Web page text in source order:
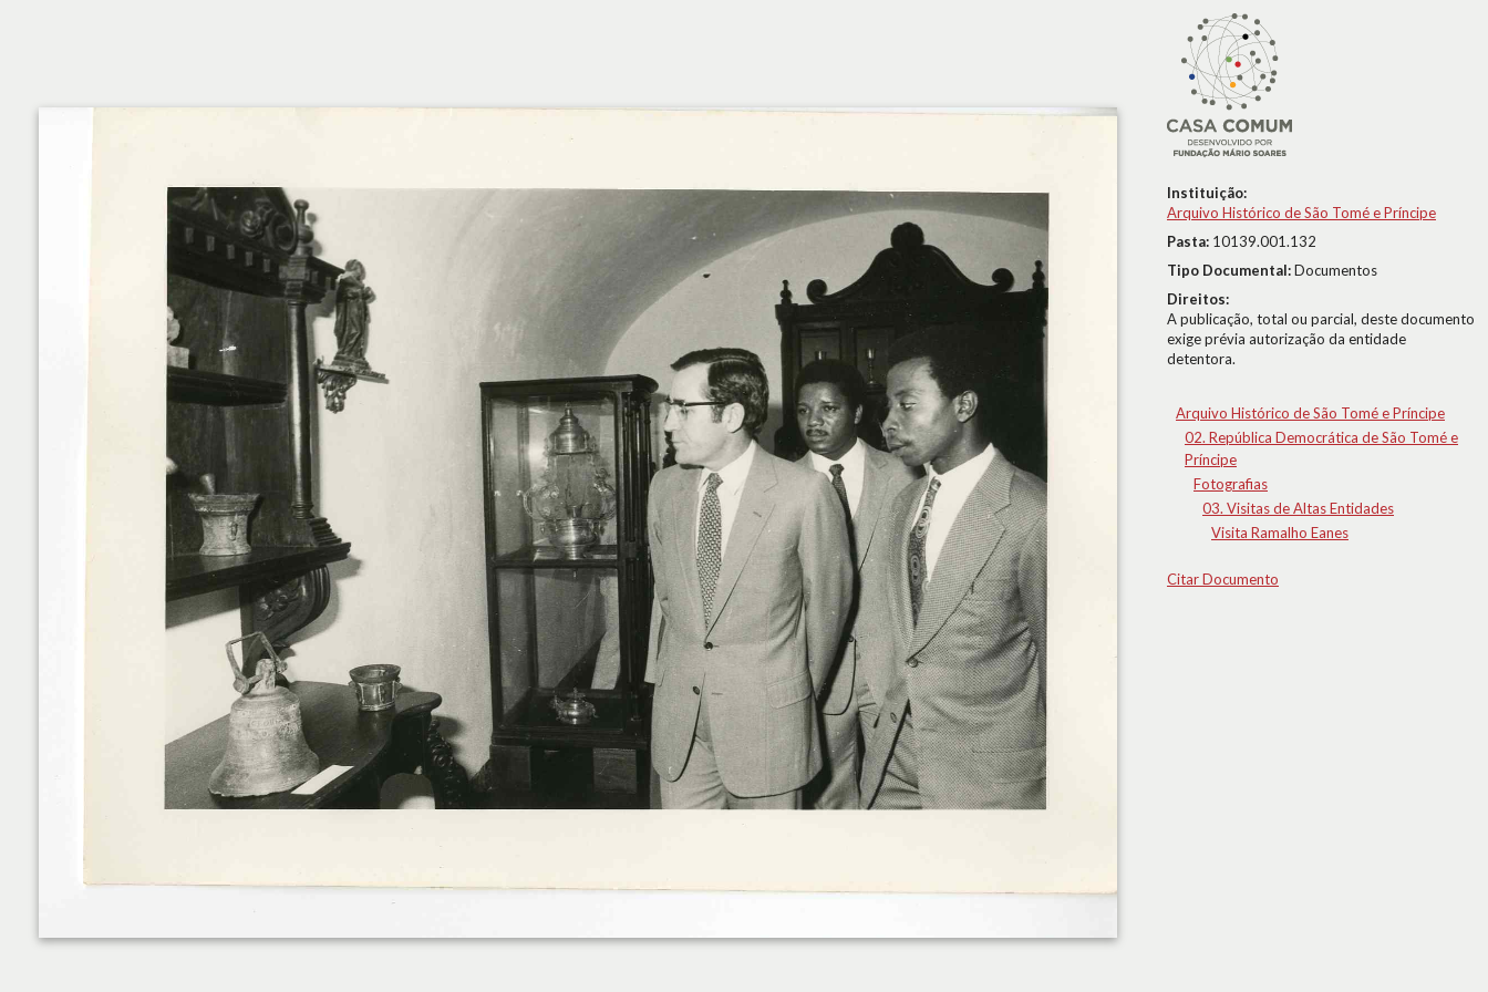
Instituição:
Arquivo Histórico de São Tomé e Príncipe
Pasta: 10139.001.132
Tipo Documental:Documentos
Direitos:
A publicação, total ou parcial, deste documento
exige prévia autorização da entidade
detentora.
Arquivo Histórico de São Tomé e Príncipe
02. República Democrática de São Tomé e
Príncipe
Fotografias
03. Visitas de Altas Entidades
Visita Ramalho Eanes
Citar Documento